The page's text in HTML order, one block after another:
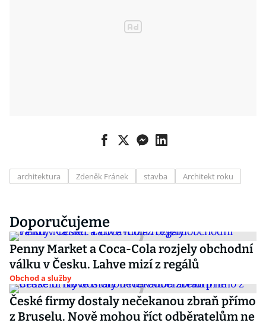
architektura Zdeněk Fránek stavba Architekt roku
Doporučujeme
Penny Market a Coca-Cola rozjely obchodní
válku v Česku. Lahve mizí z regálů
Obchod a služby
České firmy dostaly nečekanou zbraň přímo
z Bruselu. Nově mohou říct odběratelům ne